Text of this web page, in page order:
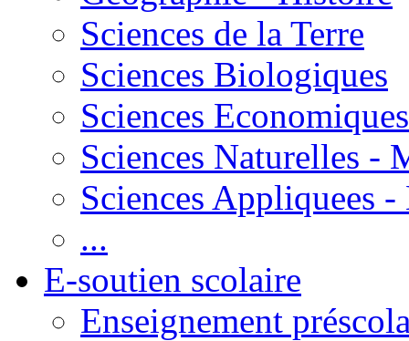
Sciences de la Terre
Sciences Biologiques
Sciences Economiques
Sciences Naturelles -
Sciences Appliquees
...
E-soutien scolaire